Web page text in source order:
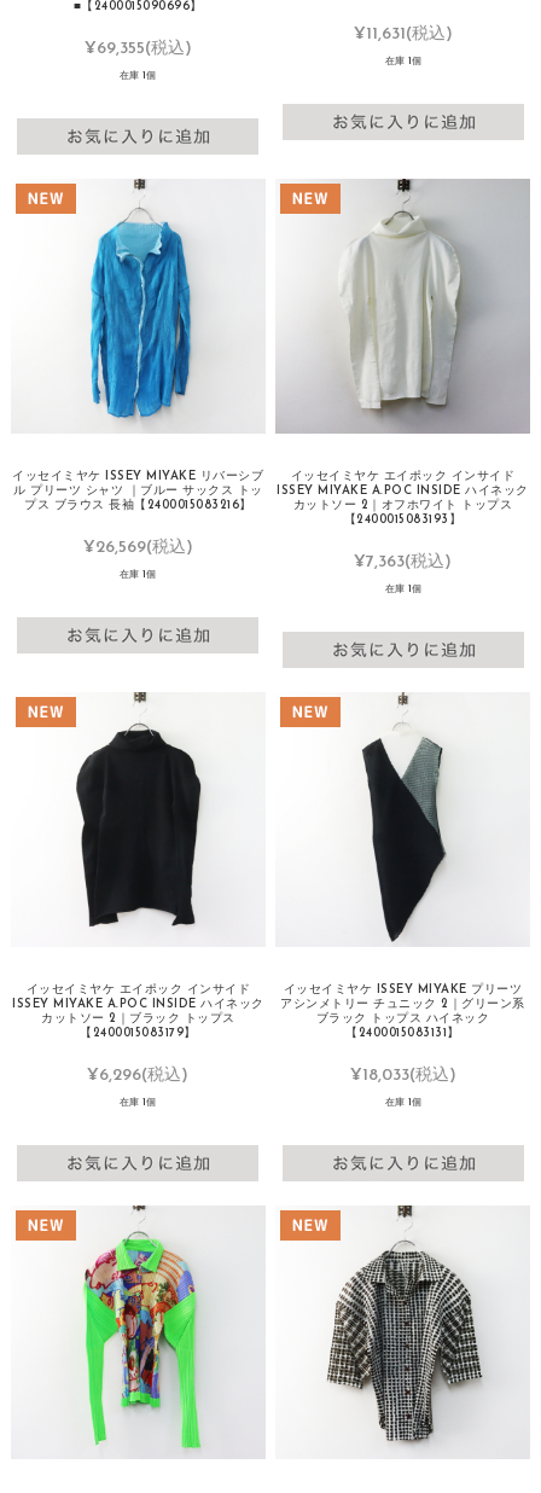
■【2400015090696】
¥69,355(税込)
在庫 1個
¥11,631(税込)
在庫 1個
イッセイミヤケ ISSEY MIYAKE リバーシブ
ル プリーツ シャツ ｜ブルー サックス トッ
プス ブラウス 長袖【2400015083216】
¥26,569(税込)
在庫 1個
イッセイミヤケ エイポック インサイド
ISSEY MIYAKE A.POC INSIDE ハイネック
カットソー 2｜オフホワイト トップス
【2400015083193】
¥7,363(税込)
在庫 1個
イッセイミヤケ エイポック インサイド
ISSEY MIYAKE A.POC INSIDE ハイネック
カットソー 2｜ブラック トップス
【2400015083179】
¥6,296(税込)
在庫 1個
イッセイミヤケ ISSEY MIYAKE プリーツ
アシンメトリー チュニック 2｜グリーン系
ブラック トップス ハイネック
【2400015083131】
¥18,033(税込)
在庫 1個